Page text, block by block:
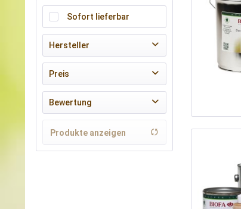
Sofort lieferbar
Hersteller
BIOFA
Preis
von6,20 €bis65,40 €
Bewertung
& mehr
& mehr
Produkte anzeigen